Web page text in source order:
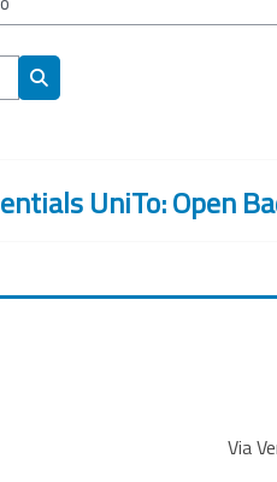
Cerca corsi
UniTo: Open
Via